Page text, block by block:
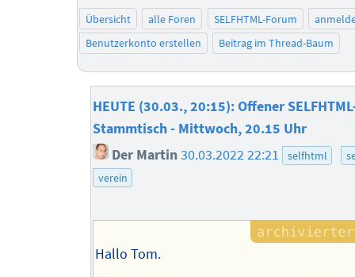
Übersicht alle Foren SELFHTML-Forum
Benutzerkonto erstellen
Beitrag im Thread-Baum
HEUTE (30.03., 20:15): Offener
Stammtisch - Mittwoch, 20.15 Uhr
Der Martin30.03.2022 22:21 selfhtml
verein
Hallo Tom.